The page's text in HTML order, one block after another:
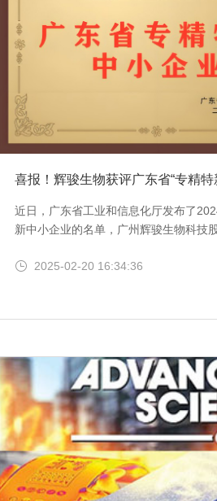
喜报！辉骏生物获评广东省“专精特
近日，广东省工业和信息化厅发布了
新中小企业的名单，广州辉骏生物科技
获“专精特新”称号。辉骏生物长期专注于
技术还获得了国家发明专利授权。2024
参抗体也已经投入市场，并取得了客户
2025-02-20 16:34:36